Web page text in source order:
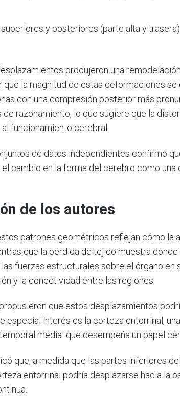
y posteriores (parte alta y
produjeron una
la magnitud de estas deformaciones
con una compresión posterior más
de razonamiento, lo que sugiere que la
funcionamiento cerebral.
de datos independientes confirmó
el cambio en la forma del cerebro como
de los autores
patrones geométricos reflejan cómo la
que la pérdida de tejido muestra
fuerzas estructurales sobre el órgano en
y la conectividad entre las regiones.
que estos desplazamientos
especial interés es la corteza entorrinal,
medial que desempeña un papel
que, a medida que las partes inferiores
entorrinal podría desplazarse hacia la